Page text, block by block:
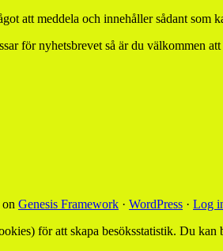
att meddela och innehåller sådant som
för nyhetsbrevet så är du välkommen
on Genesis Framework · WordPress · Log
för att skapa besöksstatistik. Du